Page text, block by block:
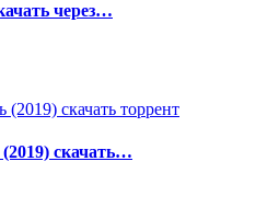
через…
скачать…